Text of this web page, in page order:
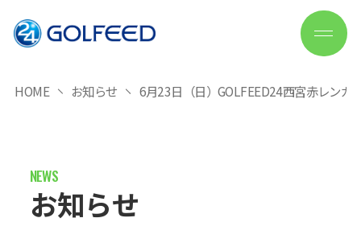
HOME お知らせ 6月23日（日）GOLFEED24西宮赤レンガ
お知らせ